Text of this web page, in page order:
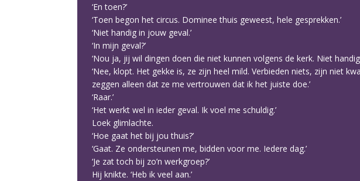
‘En toen?’
‘Toen begon het circus. Dominee thuis geweest, hele gesprekken.’
‘Niet handig in jouw geval.’
‘In mijn geval?’
‘Nou ja, jij wil dingen doen die niet kunnen volgens de kerk. Niet
‘Nee, klopt. Het gekke is, ze zijn heel mild. Verbieden niets, zijn niet
zeggen alleen dat ze me vertrouwen dat ik het juiste doe.’
‘Raar.’
‘Het werkt wel in ieder geval. Ik voel me schuldig.’
Loek glimlachte.
‘Hoe gaat het bij jou thuis?’
‘Gaat. Ze ondersteunen me, bidden voor me. Iedere dag.’
‘Je zat toch bij zo’n werkgroep?’
Hij knikte. ‘Heb ik veel aan.’